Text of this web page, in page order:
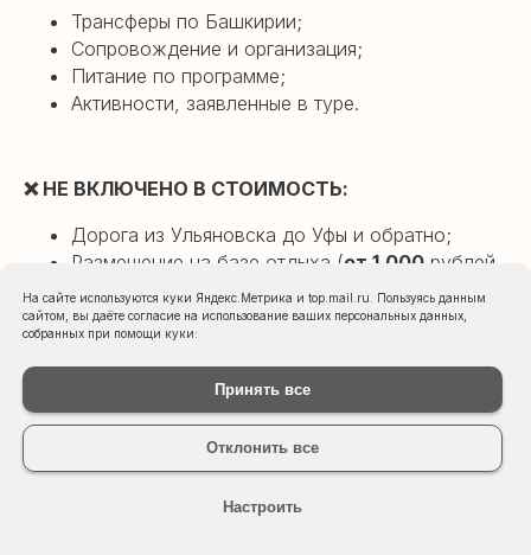
Трансферы по Башкирии;
Сопровождение и организация;
Питание по программе;
Активности, заявленные в туре.
❌ НЕ ВКЛЮЧЕНО В СТОИМОСТЬ:
Дорога из Ульяновска до Уфы и обратно;
Размещение на базе отдыха (от 1.000 рублей
с человеказа 1 суткивзависимости от
выбранного варианта, подробнее утоняйте у
менеджера)
На сайте используются куки Яндекс.Метрика и top.mail.ru. Пользуясь данным
сайтом, вы даёте согласие на использование ваших персональных данных,
собранных при помощи куки:
Принять все
Отклонить все
Настроить